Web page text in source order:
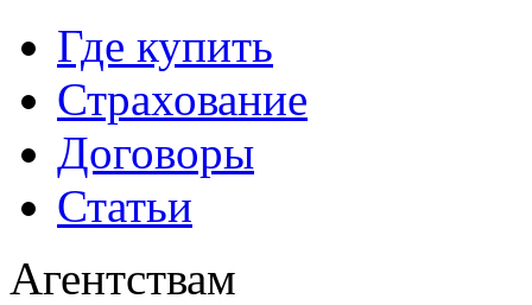
Где купить
Страхование
Договоры
Статьи
Агентствам